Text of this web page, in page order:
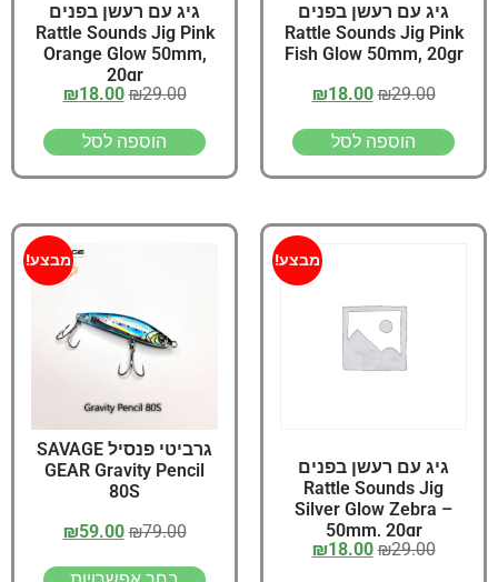
גיג עם רעשן בפנים
Rattle Sounds Jig Pink
Fish Glow 50mm, 20gr
₪29.00
₪18.00
הוספה לסל
גיג עם רעשן בפנים
Rattle Sounds Jig Pink
Orange Glow 50mm,
20gr
₪29.00
₪18.00
הוספה לסל
מבצע!
גיג עם רעשן בפנים
Rattle Sounds Jig
Silver Glow Zebra –
50mm, 20gr
₪29.00
₪18.00
מבצע!
גרביטי פנסיל SAVAGE
GEAR Gravity Pencil
80S
₪79.00
₪59.00